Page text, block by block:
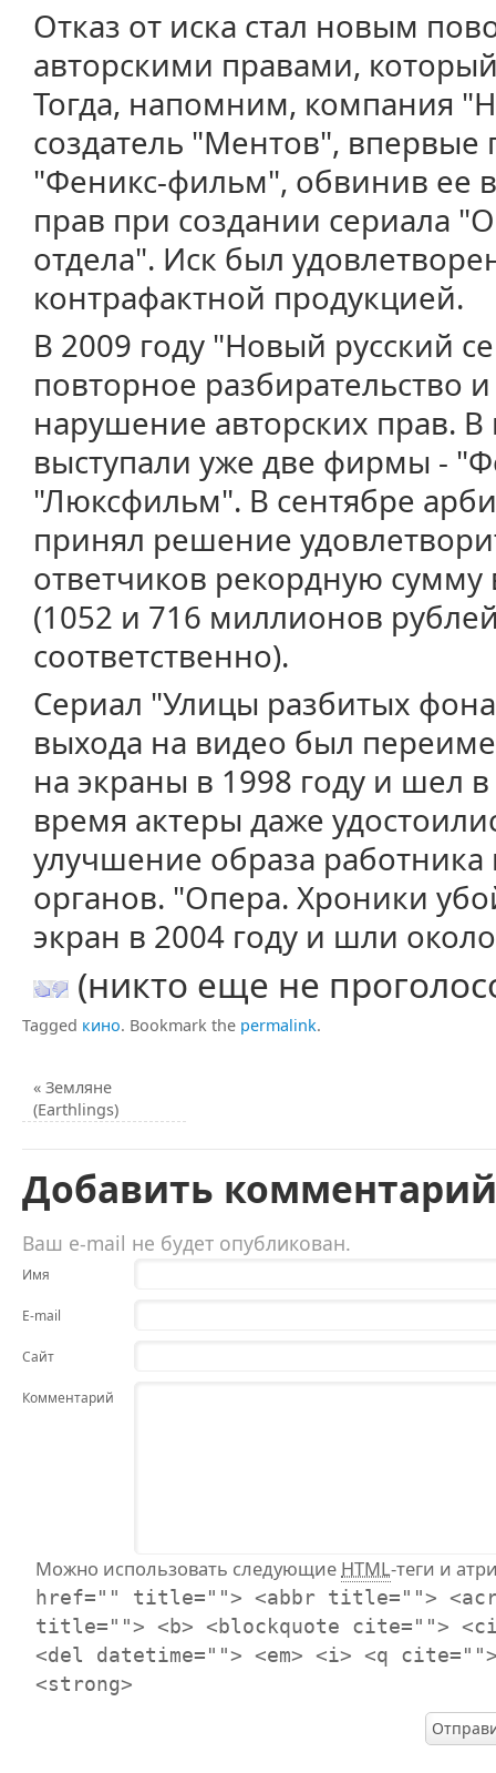
Отказ от иска стал новым
авторскими правами, который
Тогда, напомним, компания
создатель "Ментов",
"Феникс-фильм", обвинив ее
прав при создании сериала
отдела". Иск был
контрафактной продукцией.
В 2009 году "Новый русский
повторное разбирательство
нарушение авторских прав. В
выступали уже две фирмы -
"Люксфильм". В сентябре
принял решение
ответчиков рекордную
(1052 и 716 миллионов
соответственно).
Сериал "Улицы разбитых
выхода на видео был
на экраны в 1998 году и шел
время актеры даже
улучшение образа
органов. "Опера. Хроники
экран в 2004 году и шли
(никто еще не
Tagged кино. Bookmark the permalink.
« Земляне
(Earthlings)
Добавить комментарий
Ваш e-mail не будет опубликован.
Имя
E-mail
Сайт
Комментарий
Можно использовать следующие HTML-теги и
href="" title=""> <abbr title="">
title=""> <b> <blockquote cite="">
<del datetime=""> <em> <i> <q
<strong>